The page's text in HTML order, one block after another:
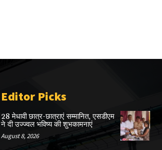
Editor Picks
28 मेधावी छात्र-छात्राएं सम्मानित, एसडीएम
ने दी उज्ज्वल भविष्य की शुभकामनाएं
August 8, 2026